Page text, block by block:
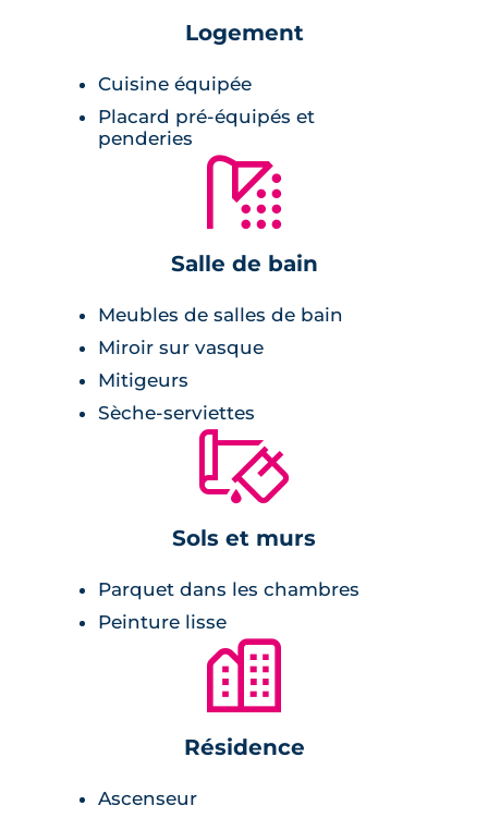
double vitrage,
cuisine équipée,
terrasse ou loggia,
peinture lisse blanche,
menuiserie en PVC,
meuble vasque avec miroir et appliques
carrelage avec faïence,
radiateur sèche-serviette,
Chambre :
placards avec étagères et penderies,
Sécurité
Logement
Cuisine équipée
Placard pré-équipés et
penderies
🚿
Salle de bain
Meubles de salles de bain
Miroir sur vasque
Mitigeurs
Sèche-serviettes
🔨
Sols et murs
Parquet dans les chambres
Peinture lisse
🏙
Résidence
Ascenseur